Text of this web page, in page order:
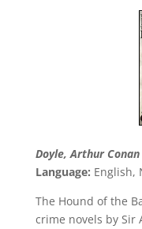
Doyle, Arthur Conan
Language: English,
The Hound of the
crime novels by Sir